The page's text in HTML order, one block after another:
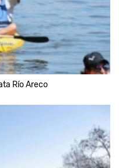
Río Areco